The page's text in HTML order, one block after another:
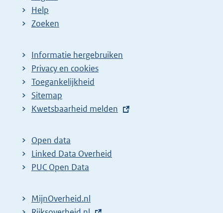
Help
Zoeken
Informatie hergebruiken
Privacy en cookies
Toegankelijkheid
Sitemap
E
t
e
r
l
Kwetsbaarheid melden
Open data
Linked Data Overheid
PUC Open Data
MijnOverheid.nl